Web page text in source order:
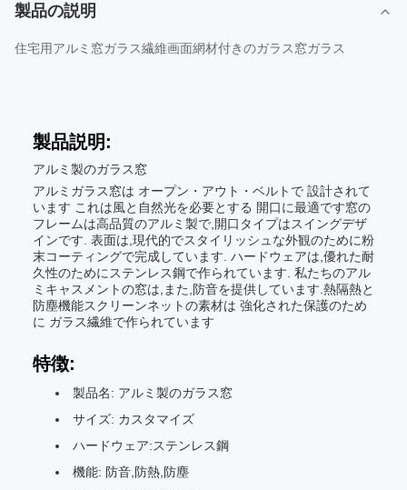
製品の説明
住宅用アルミ窓ガラス繊維画面網材付きのガラス窓ガラス
製品説明:
アルミ製のガラス窓
アルミガラス窓は オープン・アウト・ベルトで 設計されて
います これは風と自然光を必要とする 開口に最適です窓の
フレームは高品質のアルミ製で,開口タイプはスイングデザ
インです. 表面は,現代的でスタイリッシュな外観のために粉
末コーティングで完成しています. ハードウェアは,優れた耐
久性のためにステンレス鋼で作られています. 私たちのアル
ミキャスメントの窓は,また,防音を提供しています.熱隔熱と
防塵機能スクリーンネットの素材は 強化された保護のため
に ガラス繊維で作られています
特徴:
製品名: アルミ製のガラス窓
サイズ: カスタマイズ
ハードウェア:ステンレス鋼
機能: 防音,防熱,防塵